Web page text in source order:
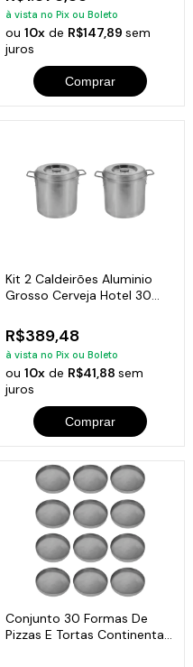
à vista no Pix ou Boleto
ou 10xde R$147,89 sem
juros
Comprar
Kit 2 Caldeirões Aluminio
Grosso Cerveja Hotel 30
R$389,48
à vista no Pix ou Boleto
ou 10xde R$41,88 sem
juros
Comprar
Conjunto 30 Formas De
Pizzas E Tortas Continental